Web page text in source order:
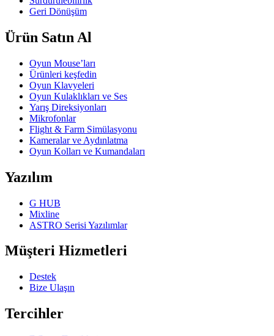
Geri Dönüşüm
Ürün Satın Al
Oyun Mouse’ları
Ürünleri keşfedin
Oyun Klavyeleri
Oyun Kulaklıkları ve Ses
Yarış Direksiyonları
Mikrofonlar
Flight & Farm Simülasyonu
Kameralar ve Aydınlatma
Oyun Kolları ve Kumandaları
Yazılım
G HUB
Mixline
ASTRO Serisi Yazılımlar
Müşteri Hizmetleri
Destek
Bize Ulaşın
Tercihler